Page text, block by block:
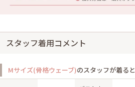
スタッフ着用コメント
Mサイズ(骨格ウェーブ)のスタッフが着ると